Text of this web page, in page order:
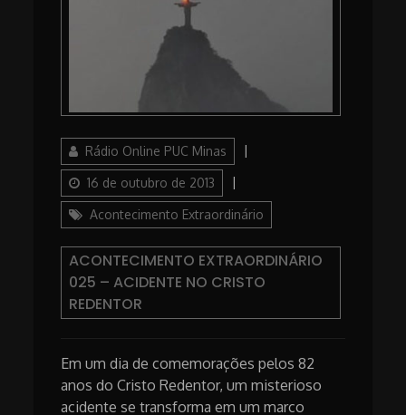
AuthorRádio Online PUC Minas
16 de outubro de 2013
Acontecimento Extraordinário
ACONTECIMENTO EXTRAORDINÁRIO
025 – ACIDENTE NO CRISTO
REDENTOR
Em um dia de comemorações pelos 82
anos do Cristo Redentor, um misterioso
acidente se transforma em um marco